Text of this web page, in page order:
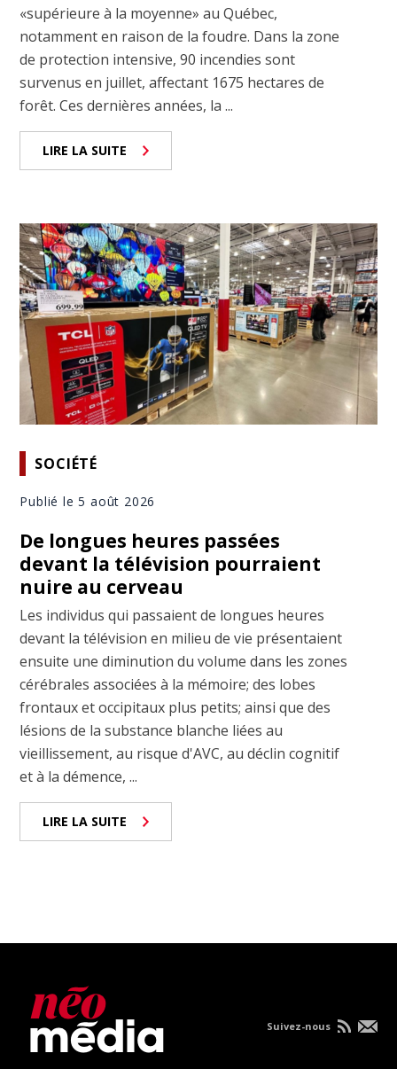
«supérieure à la moyenne» au Québec,
notamment en raison de la foudre. Dans la zone
de protection intensive, 90 incendies sont
survenus en juillet, affectant 1675 hectares de
forêt. Ces dernières années, la ...
LIRE LA SUITE
SOCIÉTÉ
Publié le 5 août 2026
De longues heures passées
devant la télévision pourraient
nuire au cerveau
Les individus qui passaient de longues heures
devant la télévision en milieu de vie présentaient
ensuite une diminution du volume dans les zones
cérébrales associées à la mémoire; des lobes
frontaux et occipitaux plus petits; ainsi que des
lésions de la substance blanche liées au
vieillissement, au risque d'AVC, au déclin cognitif
et à la démence, ...
LIRE LA SUITE
Suivez-nous